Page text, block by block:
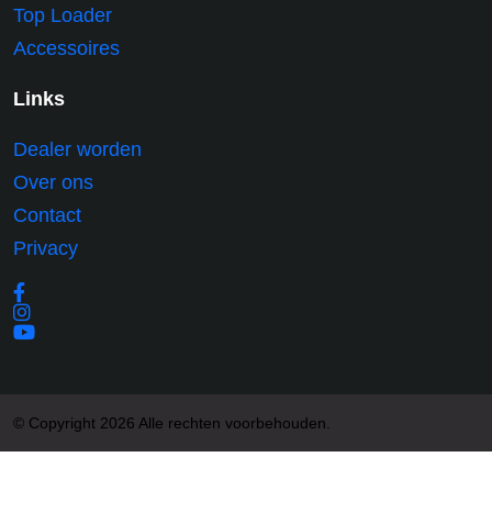
Top Loader
Accessoires
Links
Dealer worden
Over ons
Contact
Privacy
© Copyright 2026 Alle rechten voorbehouden.